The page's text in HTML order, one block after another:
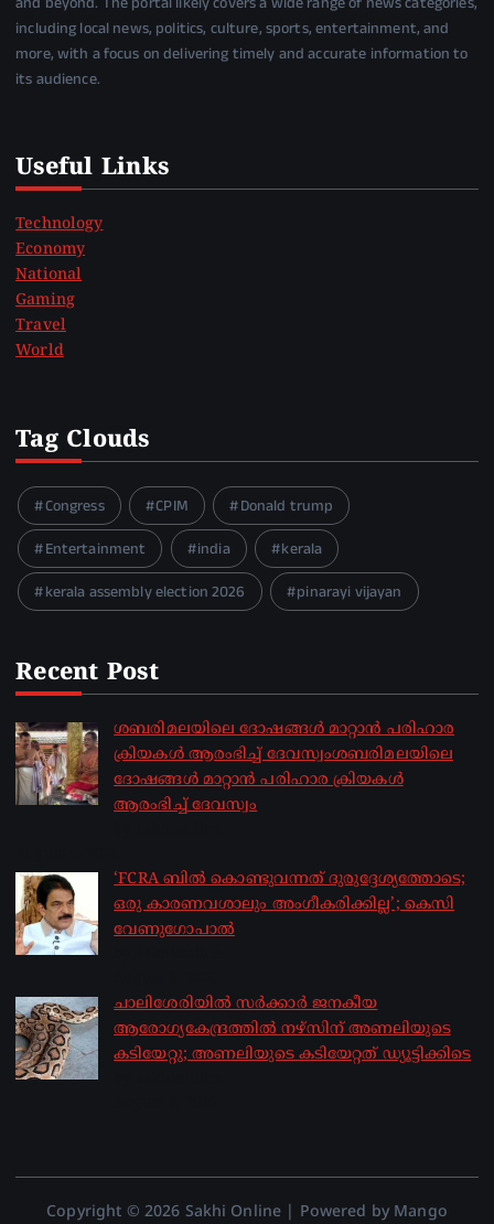
including local news, politics, culture, sports, entertainment, and
more, with a focus on delivering timely and accurate information to
its audience.
Useful Links
Technology
Economy
National
Gaming
Travel
World
Tag Clouds
Congress CPIM
Donald trump
Entertainment
india
kerala
kerala assembly election 2026
pinarayi vijayan
Recent Post
ശബരിമലയിലെ ദോഷങ്ങൾ മാറ്റാൻ പരിഹാര
ക്രിയകൾ ആരംഭിച്ച് ദേവസ്വംശബരിമലയിലെ
ദോഷങ്ങൾ മാറ്റാൻ പരിഹാര ക്രിയകൾ
ആരംഭിച്ച് ദേവസ്വം
‘FCRA ബിൽ കൊണ്ടുവന്നത് ദുരുദ്ദേശ്യത്തോടെ;
ഒരു കാരണവശാലും അം​ഗീകരിക്കില്ല’; കെസി
വേണു​ഗോപാൽ
ചാലിശേരിയില്‍ സര്‍ക്കാര്‍ ജനകീയ
ആരോഗ്യകേന്ദ്രത്തില്‍ നഴ്സിന് അണലിയുടെ
കടിയേറ്റു; അണലിയുടെ കടിയേറ്റത് ഡ്യൂട്ടിക്കിടെ
Copyright © 2026 Sakhi Online | Powered by Mango